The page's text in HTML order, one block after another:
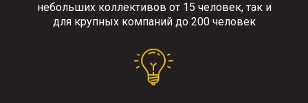
небольших коллективов от 15 человек, так и
для крупных компаний до 200 человек